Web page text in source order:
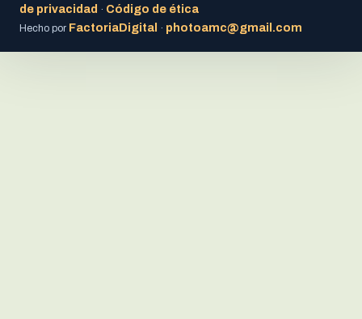
de privacidad · Código de ética
Hecho por FactoriaDigital · photoamc@gmail.com